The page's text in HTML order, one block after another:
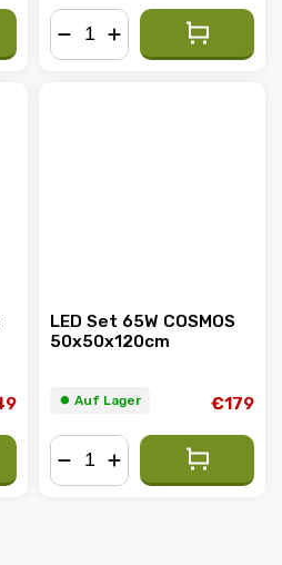
LED Set 65W COSMOS
50x50x120cm
⏺︎ Auf Lager €179